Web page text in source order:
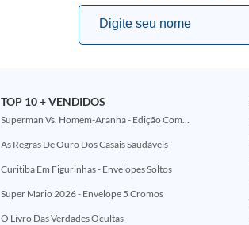
TOP 10 + VENDIDOS
Superman Vs. Homem-Aranha - Edição Comemorativa 50 Anos (Encontros Clássicos Dc E Marvel)
As Regras De Ouro Dos Casais Saudáveis
Curitiba Em Figurinhas - Envelopes Soltos
Super Mario 2026 - Envelope 5 Cromos
O Livro Das Verdades Ocultas